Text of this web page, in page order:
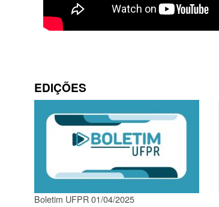
EDIÇÕES
Boletim UFPR 01/04/2025